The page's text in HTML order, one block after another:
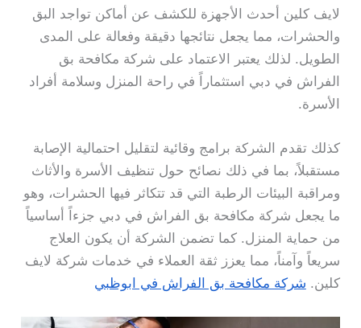
لايف كلين أحدث الأجهزة للكشف عن أماكن تواجد البق
والحشرات، مما يجعل نتائجها دقيقة وفعالة على المدى
الطويل. لذلك يعتبر الاعتماد على شركة مكافحة بق
الفراش في دبي استثماراً في راحة المنزل وسلامة أفراد
الأسرة.
كذلك تقدم الشركة برامج وقائية لتقليل احتمالية الإصابة
مستقبلاً، بما في ذلك نصائح حول تنظيف الأسرة والأثاث
ومراقبة البيئات الرطبة التي قد تتكاثر فيها الحشرات، وهو
ما يجعل شركة مكافحة بق الفراش في دبي جزءاً أساسياً
من حماية المنزل. كما تضمن الشركة أن يكون العلاج
سريعاً وآمناً، مما يعزز ثقة العملاء في خدمات شركة لايف
كلين. شركة مكافحة بق الفراش في ابوظبي